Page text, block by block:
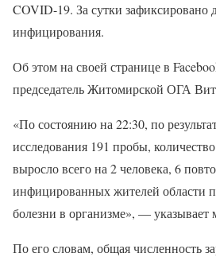
COVID-19. За сутки зафиксировано
инфицирования.
Об этом на своей странице в
председатель Житомирской ОГА
«По состоянию на 22:30, по
исследования 191 пробы,
выросло всего на 2 человека, 6
инфицированных жителей области
болезни в организме», — указывает
По его словам, общая численность